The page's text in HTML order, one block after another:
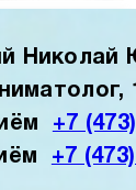
Николай
+7
+7